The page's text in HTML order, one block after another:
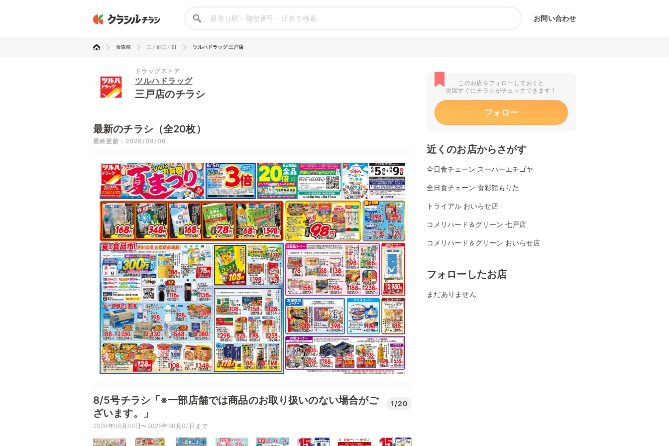
お問い合わせ
青森県 三戸郡三戸町 ツルハドラッグ 三戸店
ドラッグストア
ツルハドラッグ
三戸店のチラシ
最新のチラシ（全20枚）
最終更新：2026/08/06
8/5号チラシ「※一部店舗では商品のお取り扱いのない場合がご
ざいます。」
1/20
2026年08月06日〜2026年08月07日まで
このお店をフォローしておくと
次回すぐにチラシがチェックできます！
フォロー
近くのお店からさがす
全日食チェーン スーパーエチゴヤ
全日食チェーン 食彩館もりた
トライアル おいらせ店
コメリハード＆グリーン 七戸店
コメリハード＆グリーン おいらせ店
フォローしたお店
まだありません